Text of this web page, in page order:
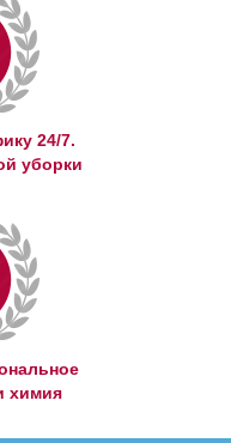
24/7.
уборки
химия